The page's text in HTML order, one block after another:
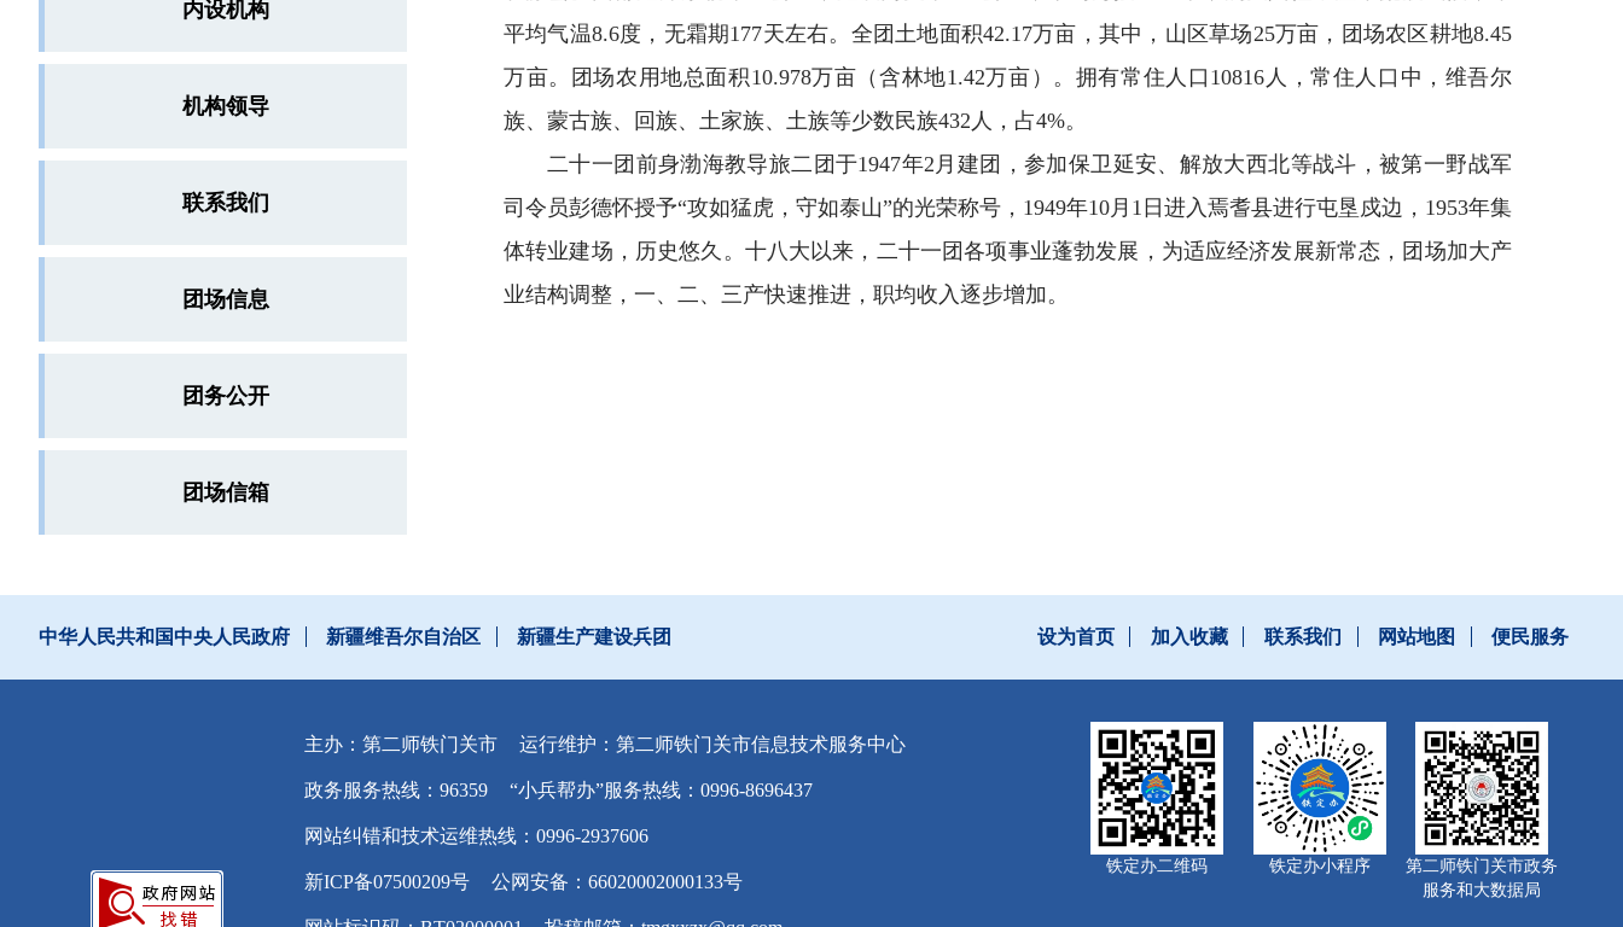
内设机构
机构领导
联系我们
团场信息
团务公开
团场信箱
平均气温8.6度，无霜期177天左右。全团土地面积42.17万亩，其中，山区草场25万亩，团场农区耕地8.45
万亩。团场农用地总面积10.978万亩（含林地1.42万亩）。拥有常住人口10816人，常住人口中，维吾尔
族、蒙古族、回族、土家族、土族等少数民族432人，占4%。
二十一团前身渤海教导旅二团于1947年2月建团，参加保卫延安、解放大西北等战斗，被第一野战军
司令员彭德怀授予“攻如猛虎，守如泰山”的光荣称号，1949年10月1日进入焉耆县进行屯垦戍边，1953年集
体转业建场，历史悠久。十八大以来，二十一团各项事业蓬勃发展，为适应经济发展新常态，团场加大产
业结构调整，一、二、三产快速推进，职均收入逐步增加。
中华人民共和国中央人民政府 新疆维吾尔自治区 新疆生产建设兵团 设为首页 加入收藏 联系我们 网站地图 便民服务
主办：第二师铁门关市 运行维护：第二师铁门关市信息技术服务中心
政务服务热线：96359 “小兵帮办”服务热线：0996-8696437
网站纠错和技术运维热线：0996-2937606
新ICP备07500209号 公网安备：66020002000133号
铁定办二维码 铁定办小程序
第二师铁门关市政务
服务和大数据局